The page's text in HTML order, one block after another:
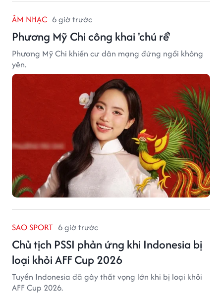
ÂM NHẠC 6 giờ trước
Phương Mỹ Chi công khai 'chú rể'
Phương Mỹ Chi khiến cư dân mạng đứng ngồi không
yên.
SAO SPORT 6 giờ trước
Chủ tịch PSSI phản ứng khi Indonesia bị
loại khỏi AFF Cup 2026
Tuyển Indonesia đã gây thất vọng lớn khi bị loại khỏi
AFF Cup 2026.